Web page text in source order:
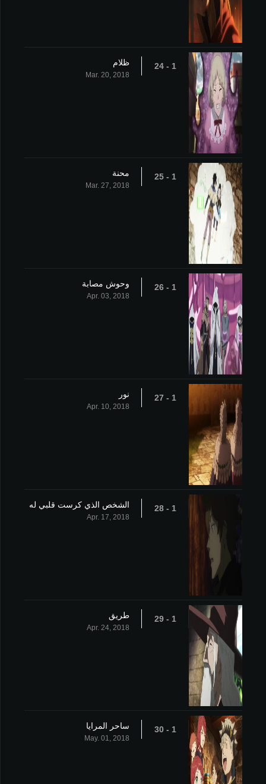
1 - 24 ظلام
Mar. 20, 2018
1 - 25 محنة
Mar. 27, 2018
1 - 26 وحوش مصابة
Apr. 03, 2018
1 - 27 نور
Apr. 10, 2018
1 - 28 الشخص الذي كرست قلبي له
Apr. 17, 2018
1 - 29 طريق
Apr. 24, 2018
1 - 30 ساحر المرايا
May. 01, 2018